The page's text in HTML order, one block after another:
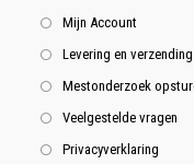
Mijn Account
Levering en verzending
Mestonderzoek
Veelgestelde vragen
Privacyverklaring